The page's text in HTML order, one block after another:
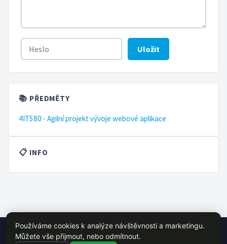
Uložit
📚 PŘEDMĚTY
4IT580 - Agilní projekt vývoje webové aplikace
📋 INFO
© 2026 VŠE Wiki - studentský projekt, není oficálně spojen s VŠE
Používáme cookies k analýze návštěvnosti a marketingu.
Můžete vše přijmout, nebo odmítnout.